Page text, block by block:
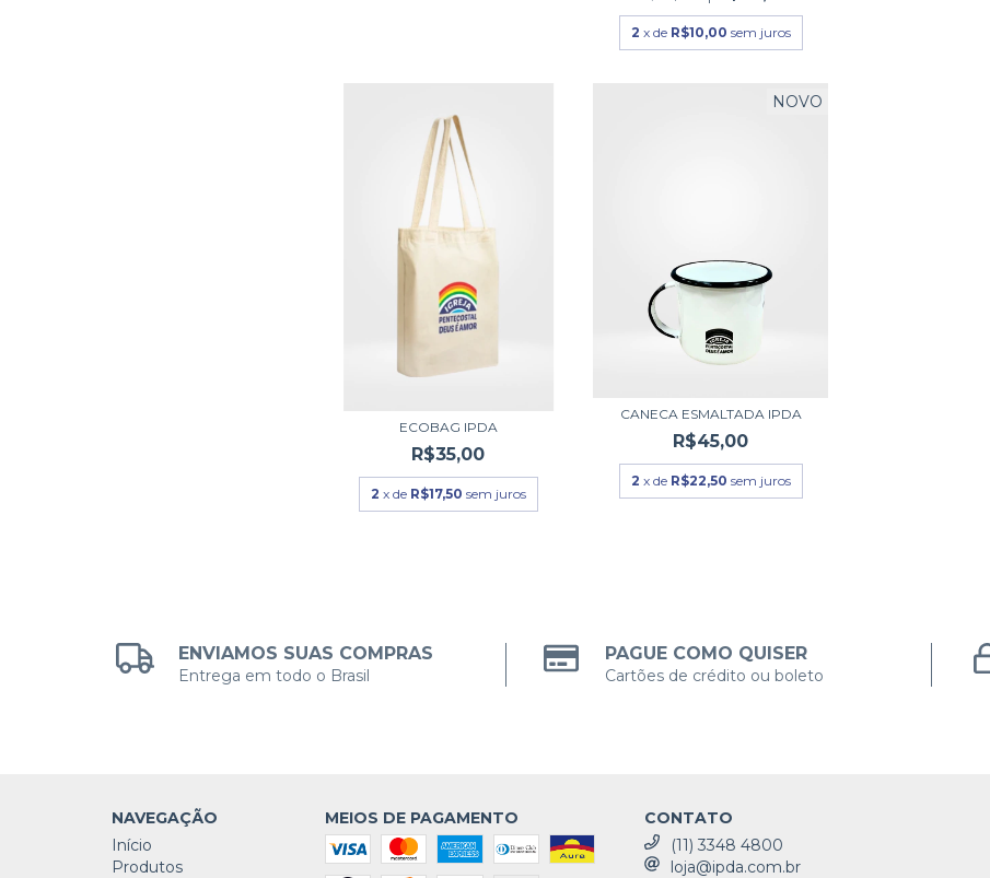
2 x de R$10,00 sem juros
ECOBAG IPDA
R$35,00
2 x de R$17,50 sem juros
NOVO
CANECA ESMALTADA IPDA
R$45,00
2 x de R$22,50 sem juros
ENVIAMOS SUAS COMPRAS
Entrega em todo o Brasil
PAGUE COMO QUISER
Cartões de crédito ou boleto
NAVEGAÇÃO
Início
Produtos
MEIOS DE PAGAMENTO
CONTATO
(11) 3348 4800
loja@ipda.com.br